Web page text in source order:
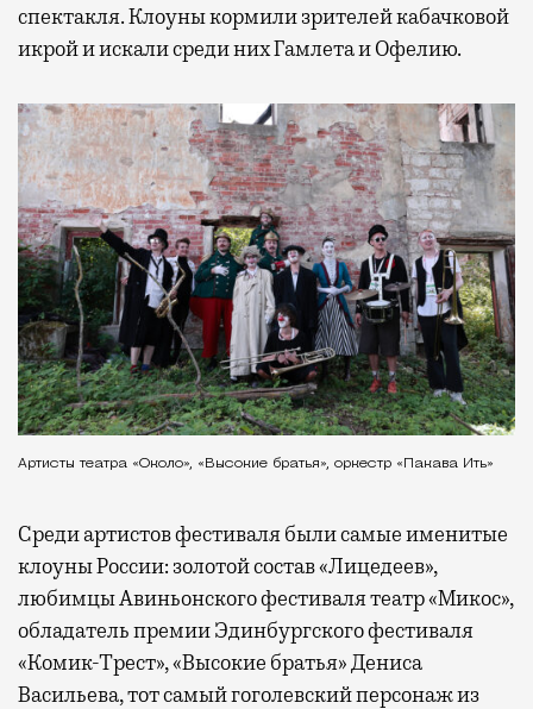
спектакля. Клоуны кормили зрителей кабачковой
икрой и искали среди них Гамлета и Офелию.
Артисты театра «Около», «Высокие братья», оркестр «Пакава Ить»
Среди артистов фестиваля были самые именитые
клоуны России: золотой состав «Лицедеев»,
любимцы Авиньонского фестиваля театр «Микос»,
обладатель премии Эдинбургского фестиваля
«Комик-Трест», «Высокие братья» Дениса
Васильева, тот самый гоголевский персонаж из